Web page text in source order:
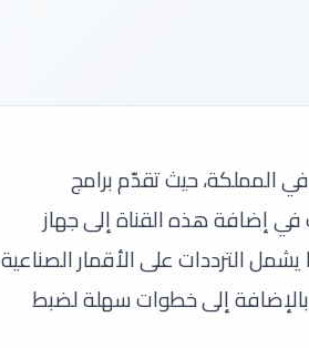
المملكة، حيث تقدّم برامج
إضافة هذه القناة إلى جهاز
الترددات على الأقمار الصناعية
بالإضافة إلى خطوات سهلة لضبط